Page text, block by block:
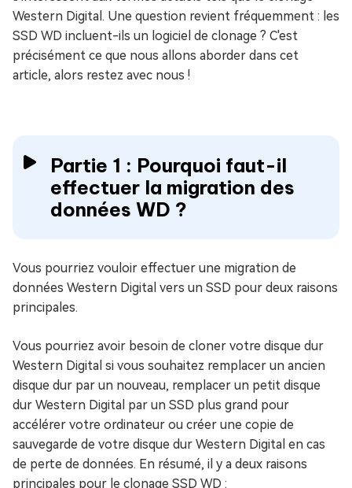
Western Digital. Une question revient fréquemment : les
SSD WD incluent-ils un logiciel de clonage ? C'est
précisément ce que nous allons aborder dans cet
article, alors restez avec nous !
Partie 1 : Pourquoi faut-il
effectuer la migration des
données WD ?
Vous pourriez vouloir effectuer une migration de
données Western Digital vers un SSD pour deux raisons
principales.
Vous pourriez avoir besoin de cloner votre disque dur
Western Digital si vous souhaitez remplacer un ancien
disque dur par un nouveau, remplacer un petit disque
dur Western Digital par un SSD plus grand pour
accélérer votre ordinateur ou créer une copie de
sauvegarde de votre disque dur Western Digital en cas
de perte de données. En résumé, il y a deux raisons
principales pour le clonage SSD WD :